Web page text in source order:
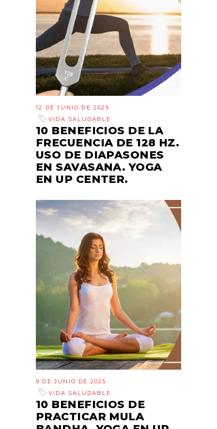
12 DE JUNIO DE 2025
VIDA SALUDABLE
10 BENEFICIOS DE LA
FRECUENCIA DE 128 HZ.
USO DE DIAPASONES
EN SAVASANA. YOGA
EN UP CENTER.
9 DE JUNIO DE 2025
VIDA SALUDABLE
10 BENEFICIOS DE
PRACTICAR MULA